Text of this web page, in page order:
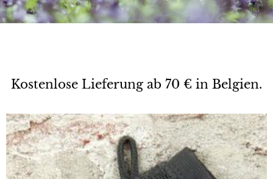
Kostenlose Lieferung ab 70 € in Belgien.